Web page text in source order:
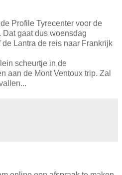
Profile Tyrecenter voor de
gaat dus woensdag
Lantra de reis naar Frankrijk
scheurtje in de
aan de Mont Ventoux trip. Zal